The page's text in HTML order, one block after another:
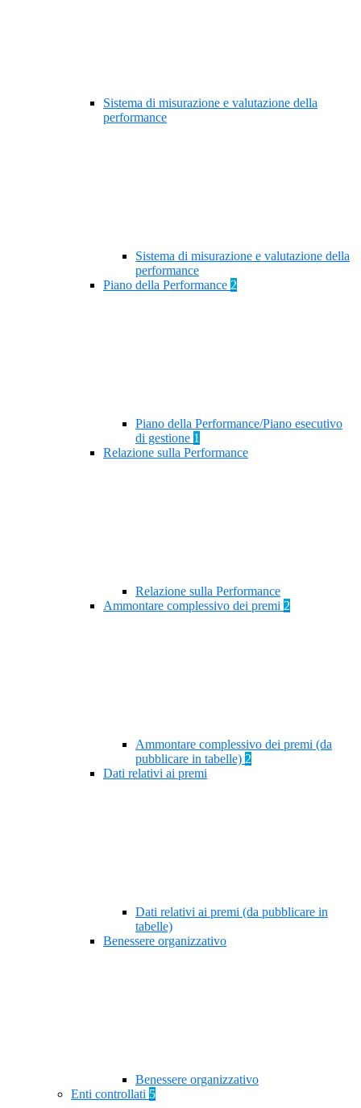
Sistema di misurazione e valutazione della
performance
Sistema di misurazione e valutazione della
performance
Piano della Performance 2
Piano della Performance/Piano esecutivo
di gestione 1
Relazione sulla Performance
Relazione sulla Performance
Ammontare complessivo dei premi 2
Ammontare complessivo dei premi (da
pubblicare in tabelle) 2
Dati relativi ai premi
Dati relativi ai premi (da pubblicare in
tabelle)
Benessere organizzativo
Benessere organizzativo
Enti controllati 5